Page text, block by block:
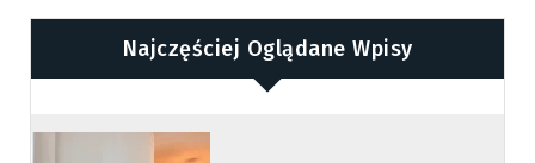
Najczęściej Oglądane Wpisy